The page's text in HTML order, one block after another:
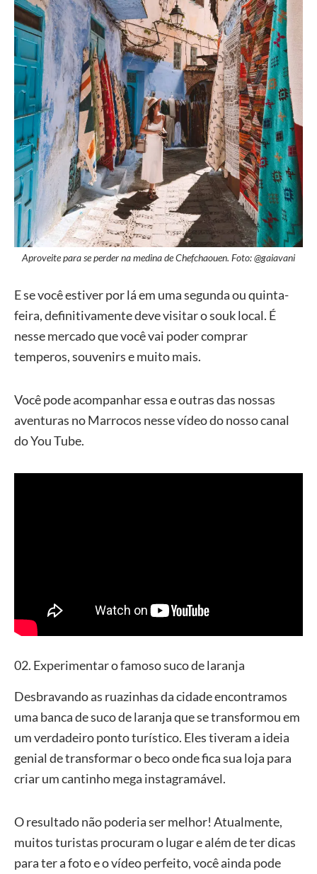
Aproveite para se perder na medina de Chefchaouen. Foto: @gaiavani
E se você estiver por lá em uma segunda ou quinta-
feira, definitivamente deve visitar o souk local. É
nesse mercado que você vai poder comprar
temperos, souvenirs e muito mais.
Você pode acompanhar essa e outras das nossas
aventuras no Marrocos nesse vídeo do nosso canal
do You Tube.
02. Experimentar o famoso suco de laranja
Desbravando as ruazinhas da cidade encontramos
uma banca de suco de laranja que se transformou em
um verdadeiro ponto turístico. Eles tiveram a ideia
genial de transformar o beco onde fica sua loja para
criar um cantinho mega instagramável.
O resultado não poderia ser melhor! Atualmente,
muitos turistas procuram o lugar e além de ter dicas
para ter a foto e o vídeo perfeito, você ainda pode